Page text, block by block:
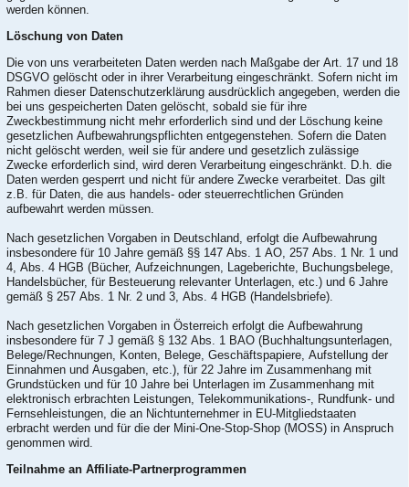
werden können.
Löschung von Daten
Die von uns verarbeiteten Daten werden nach Maßgabe der Art. 17 und 18
DSGVO gelöscht oder in ihrer Verarbeitung eingeschränkt. Sofern nicht im
Rahmen dieser Datenschutzerklärung ausdrücklich angegeben, werden die
bei uns gespeicherten Daten gelöscht, sobald sie für ihre
Zweckbestimmung nicht mehr erforderlich sind und der Löschung keine
gesetzlichen Aufbewahrungspflichten entgegenstehen. Sofern die Daten
nicht gelöscht werden, weil sie für andere und gesetzlich zulässige
Zwecke erforderlich sind, wird deren Verarbeitung eingeschränkt. D.h. die
Daten werden gesperrt und nicht für andere Zwecke verarbeitet. Das gilt
z.B. für Daten, die aus handels- oder steuerrechtlichen Gründen
aufbewahrt werden müssen.
Nach gesetzlichen Vorgaben in Deutschland, erfolgt die Aufbewahrung
insbesondere für 10 Jahre gemäß §§ 147 Abs. 1 AO, 257 Abs. 1 Nr. 1 und
4, Abs. 4 HGB (Bücher, Aufzeichnungen, Lageberichte, Buchungsbelege,
Handelsbücher, für Besteuerung relevanter Unterlagen, etc.) und 6 Jahre
gemäß § 257 Abs. 1 Nr. 2 und 3, Abs. 4 HGB (Handelsbriefe).
Nach gesetzlichen Vorgaben in Österreich erfolgt die Aufbewahrung
insbesondere für 7 J gemäß § 132 Abs. 1 BAO (Buchhaltungsunterlagen,
Belege/Rechnungen, Konten, Belege, Geschäftspapiere, Aufstellung der
Einnahmen und Ausgaben, etc.), für 22 Jahre im Zusammenhang mit
Grundstücken und für 10 Jahre bei Unterlagen im Zusammenhang mit
elektronisch erbrachten Leistungen, Telekommunikations-, Rundfunk- und
Fernsehleistungen, die an Nichtunternehmer in EU-Mitgliedstaaten
erbracht werden und für die der Mini-One-Stop-Shop (MOSS) in Anspruch
genommen wird.
Teilnahme an Affiliate-Partnerprogrammen